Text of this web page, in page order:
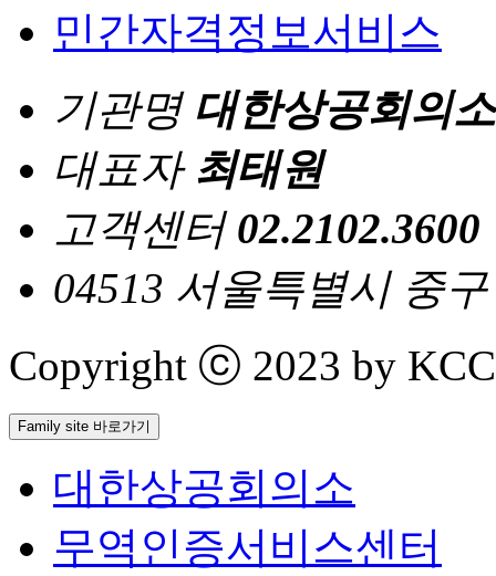
민간자격정보서비스
기관명 대한상공회의소
대표자 최태원
고객센터 02.2102.3600
04513 서울특별시 중
Copyright ⓒ 2023 by
Family site 바로가기
대한상공회의소
무역인증서비스센터